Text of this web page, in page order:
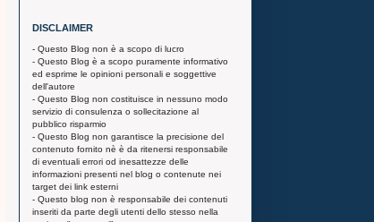
DISCLAIMER
- Questo Blog non è a scopo di lucro
- Questo Blog è a scopo puramente informativo
ed esprime le opinioni personali e soggettive
dell'autore
- Questo Blog non costituisce in nessuno modo
servizio di consulenza o sollecitazione al
pubblico risparmio
- Questo Blog non garantisce la precisione del
contenuto fornito nè è da ritenersi responsabile
di eventuali errori od inesattezze delle
informazioni presenti nel blog o contenute nei
target dei link esterni
- Questo blog non è responsabile dei contenuti
inseriti da parte degli utenti dello stesso nella